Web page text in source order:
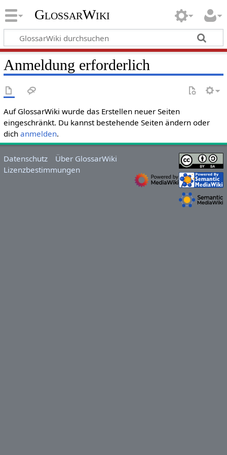
GlossarWiki
Anmeldung erforderlich
Auf GlossarWiki wurde das Erstellen neuer Seiten
eingeschränkt. Du kannst bestehende Seiten ändern oder
dich anmelden.
Datenschutz
Über GlossarWiki
Lizenzbestimmungen